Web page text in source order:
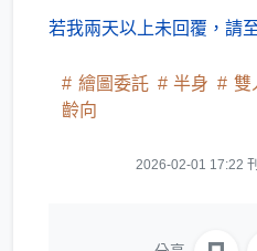
若我兩天以上未回覆，請
繪圖委託 半身 雙
齡向
2026-02-01 17:22